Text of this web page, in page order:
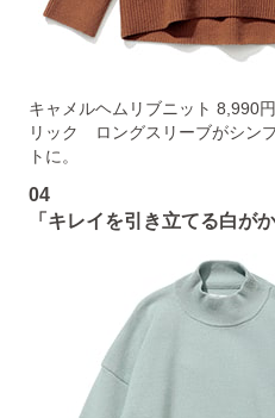
キャメルヘムリブニット 8,990
リック ロングスリーブがシン
トに。
04
「キレイを引き立てる白が